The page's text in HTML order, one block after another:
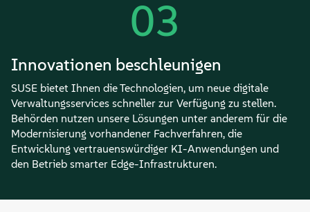
03
Innovationen beschleunigen
SUSE bietet Ihnen die Technologien, um neue digitale
Verwaltungsservices schneller zur Verfügung zu stellen.
Behörden nutzen unsere Lösungen unter anderem für die
Modernisierung vorhandener Fachverfahren, die
Entwicklung vertrauenswürdiger KI-Anwendungen und
den Betrieb smarter Edge-Infrastrukturen.